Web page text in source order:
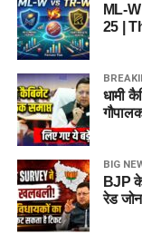
पुलिस द्वारा की गई
इस्तेमाल वो लोगों का
साबित करने के लिए
पुलिस मामले की जांच
फिलहाल पुलिस ने
कहना है कि जांच के
भी दर्ज किए जाएंगे और
ML-
25 |
धामी
BIG
BJP
रेड